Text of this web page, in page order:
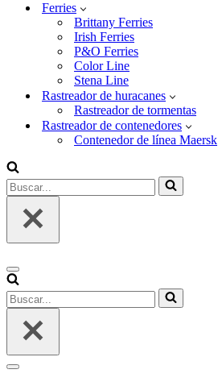
Ferries
Brittany Ferries
Irish Ferries
P&O Ferries
Color Line
Stena Line
Rastreador de huracanes
Rastreador de tormentas
Rastreador de contenedores
Contenedor de línea Maersk
Buscar...
Menú
de
navegación
Buscar...
Menú